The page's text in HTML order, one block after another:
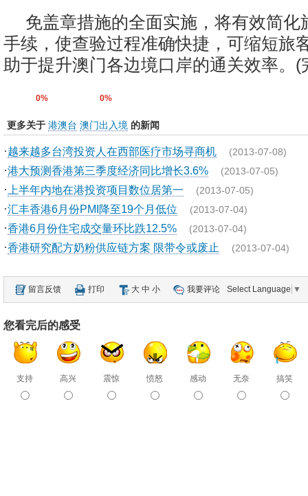
免盖章措施的全面实施，将有效简化
手续，使查验过程准确快捷，可缩短旅
助于提升澳门各边境口岸的通关效率。(
0% 0%
更多关于 港澳台 澳门出入境 的新闻
·越来越多台湾投资人在西部医疗市场寻商机 (2013-07-08)
·港大预测香港第三季度经济同比增长3.6% (2013-07-05)
· 上半年内地在港投资项目数位居第一 (2013-07-05)
·汇丰香港6月份PMI降至19个月低位 (2013-07-04)
·香港6月份住宅成交量环比跌12.5% (2013-07-04)
·香港研究配方奶粉供应链方案 限带令或废止 (2013-07-04)
留言反馈 打印 大 中 小 我要评论 Select Language ▼
您看完后的感受
支持 高兴 震惊 愤怒 感动 无奈 搞笑